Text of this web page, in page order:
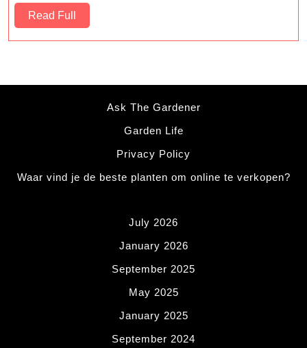
Read Full
Full
Ask The Gardener
Garden Life
Privacy Policy
Waar vind je de beste planten om online te verkopen?
July 2026
January 2026
September 2025
May 2025
January 2025
September 2024